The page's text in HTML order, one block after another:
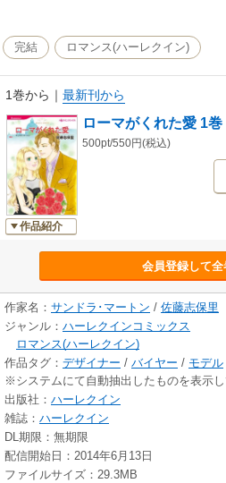
まで彼をプリンスと呼び、ひれ伏した。
ん紳士の皮をかぶった偽善者だったの!?
完結 ロマンス(ハーレクイン)
1巻から ｜ 最新刊から
作品紹介
ローマがくれた愛 1巻
500pt/550円(税込)
会員登録して全
作家名： サンドラ･マートン / 佐藤志保里
ジャンル： ハーレクインコミックス
ロマンス(ハーレクイン)
作品タグ： デザイナー / バイヤー / モデル
※システムにて自動抽出したものを表示
出版社： ハーレクイン
雑誌： ハーレクイン
DL期限：無期限
配信開始日：2014年6月13日
ファイルサイズ：29.3MB